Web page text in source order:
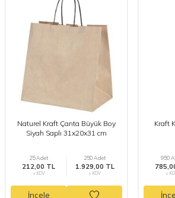
Naturel Kraft Çanta Büyük Boy
Siyah Saplı 31x20x31 cm
25 Adet
212,00 TL
+ KDV
250 Adet
1.929,00 TL
+ KDV
İncele
Kraft
950
+